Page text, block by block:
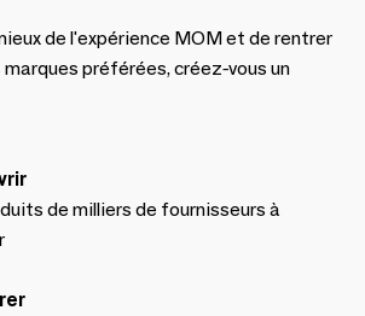
de l'expérience MOM et de rentrer
préférées, créez-vous un
de milliers de fournisseurs à